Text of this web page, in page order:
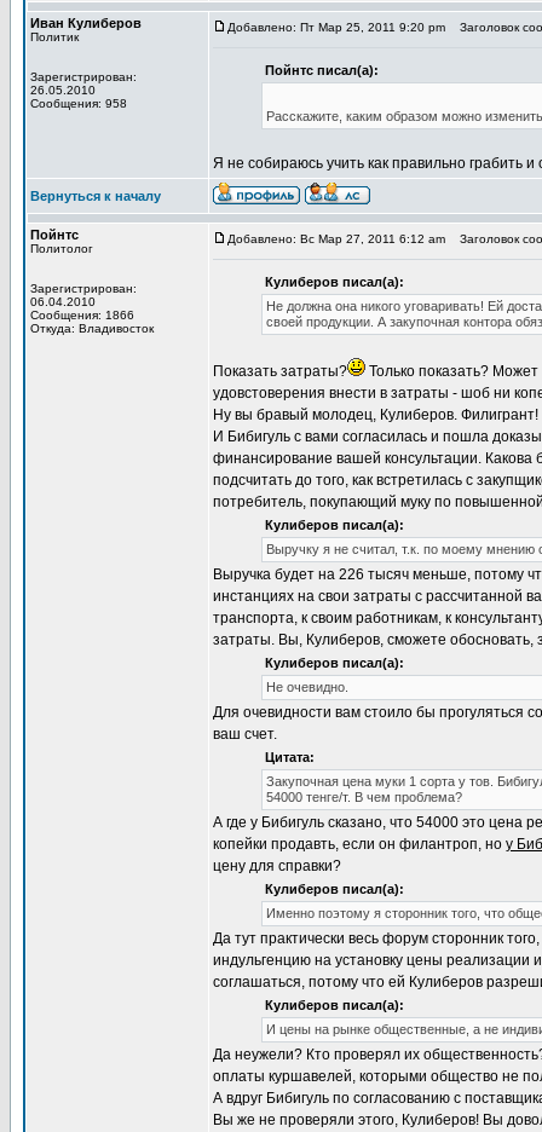
Иван Кулиберов
Политик
Зарегистрирован:
26.05.2010
Сообщения: 958
Добавлено: Пт Мар 25, 2011 9:20 pm Заголовок
Пойнтс писал(а):
Расскажите, каким образом можно
Я не собираюсь учить как правильно грабить
Вернуться к началу
Пойнтс
Политолог
Зарегистрирован:
06.04.2010
Сообщения: 1866
Откуда: Владивосток
Добавлено: Вс Мар 27, 2011 6:12 am Заголовок
Кулиберов писал(а):
Не должна она никого уговаривать! Ей
своей продукции. А закупочная контора
Показать затраты?
Только показать?
удовстоверения внести в затраты - шоб ни
Ну вы бравый молодец, Кулиберов. Филигрант!
И Бибигуль с вами согласилась и пошла
финансирование вашей консультации. Какова
подсчитать до того, как встретилась с
потребитель, покупающий муку по
Кулиберов писал(а):
Выручку я не считал, т.к. по моему мнению
Выручка будет на 226 тысяч меньше, потому
инстанциях на свои затраты с рассчитанной
транспорта, к своим работникам, к
затраты. Вы, Кулиберов, сможете обосновать,
Кулиберов писал(а):
Не очевидно.
Для очевидности вам стоило бы прогуляться
ваш счет.
Цитата:
Закупочная цена муки 1 сорта у тов.
54000 тенге/т. В чем проблема?
А где у Бибигуль сказано, что 54000 это цена
копейки продавть, если он филантроп, но у
цену для справки?
Кулиберов писал(а):
Именно поэтому я сторонник того, что
Да тут практически весь форум сторонник
индульгенцию на установку цены реализации
соглашаться, потому что ей Кулиберов
Кулиберов писал(а):
И цены на рынке общественные, а не
Да неужели? Кто проверял их
оплаты куршавелей, которыми общество не
А вдруг Бибигуль по согласованию с
Вы же не проверяли этого, Кулиберов! Вы